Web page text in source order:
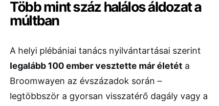
Több mint száz halálos áldozat a
múltban
A helyi plébániai tanács nyilvántartásai szerint
legalább 100 ember vesztette már életét a
Broomwayen az évszázadok során –
legtöbbször a gyorsan visszatérő dagály vagy a